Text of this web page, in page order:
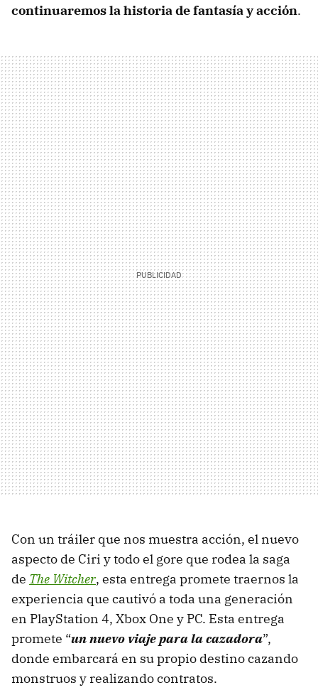
continuaremos la historia de fantasía y acción.
Con un tráiler que nos muestra acción, el nuevo
aspecto de Ciri y todo el gore que rodea la saga
de The Witcher, esta entrega promete traernos la
experiencia que cautivó a toda una generación
en PlayStation 4, Xbox One y PC. Esta entrega
promete “un nuevo viaje para la cazadora”,
donde embarcará en su propio destino cazando
monstruos y realizando contratos.